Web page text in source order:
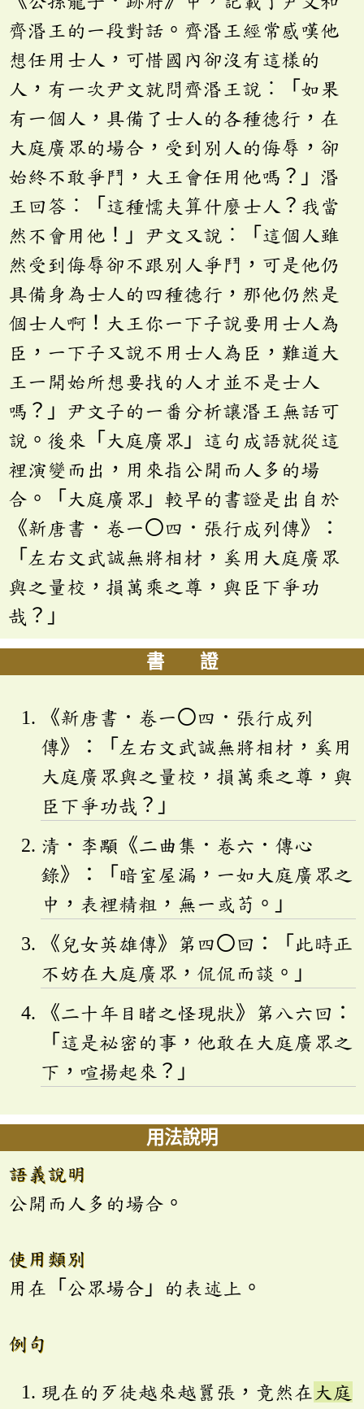
齊湣王的一段對話。齊湣王經常感嘆他
想任用士人，可惜國內卻沒有這樣的
人，有一次尹文就問齊湣王說︰「如果
有一個人，具備了士人的各種德行，在
大庭廣眾的場合，受到別人的侮辱，卻
始終不敢爭鬥，大王會任用他嗎？」湣
王回答︰「這種懦夫算什麼士人？我當
然不會用他！」尹文又說︰「這個人雖
然受到侮辱卻不跟別人爭鬥，可是他仍
具備身為士人的四種德行，那他仍然是
個士人啊！大王你一下子說要用士人為
臣，一下子又說不用士人為臣，難道大
王一開始所想要找的人才並不是士人
嗎？」尹文子的一番分析讓湣王無話可
說。後來「大庭廣眾」這句成語就從這
裡演變而出，用來指公開而人多的場
合。「大庭廣眾」較早的書證是出自於
《新唐書．卷一〇四．張行成列傳》：
「左右文武誠無將相材，奚用大庭廣眾
與之量校，損萬乘之尊，與臣下爭功
哉？」
書 證
《新唐書．卷一〇四．張行成列
傳》：「左右文武誠無將相材，奚用
大庭廣眾與之量校，損萬乘之尊，與
臣下爭功哉？」
清．李顒《二曲集．卷六．傳心
錄》：「暗室屋漏，一如大庭廣眾之
中，表裡精粗，無一或苟。」
《兒女英雄傳》第四〇回：「此時正
不妨在大庭廣眾，侃侃而談。」
《二十年目睹之怪現狀》第八六回：
「這是祕密的事，他敢在大庭廣眾之
下，喧揚起來？」
用法說明
語義說明
公開而人多的場合。
使用類別
用在「公眾場合」的表述上。
例句
現在的歹徒越來越囂張，竟然在 大庭